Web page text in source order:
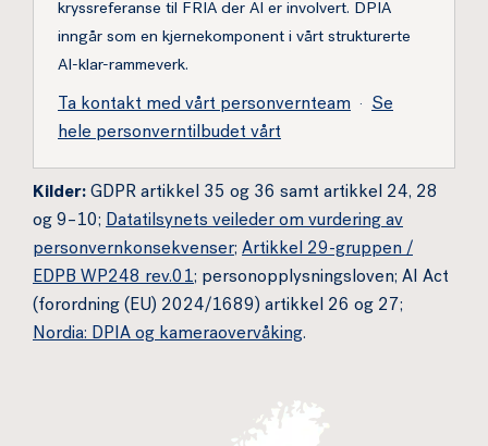
kryssreferanse til FRIA der AI er involvert. DPIA
inngår som en kjernekomponent i vårt strukturerte
AI-klar-rammeverk.
Ta kontakt med vårt personvernteam · Se
hele personverntilbudet vårt
Kilder: GDPR artikkel 35 og 36 samt artikkel 24, 28
og 9–10; Datatilsynets veileder om vurdering av
personvernkonsekvenser; Artikkel 29-gruppen /
EDPB WP248 rev.01; personopplysningsloven; AI Act
(forordning (EU) 2024/1689) artikkel 26 og 27;
Nordia: DPIA og kameraovervåking.